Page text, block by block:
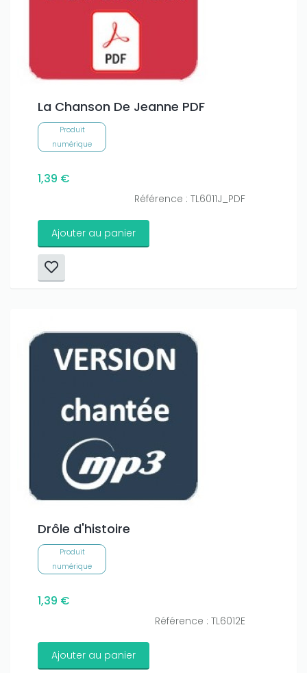
La Chanson De Jeanne PDF
Produit
numérique
1,39 €
Référence : TL6011J_PDF
Ajouter au panier
Drôle d'histoire
Produit
numérique
1,39 €
Référence : TL6012E
Ajouter au panier